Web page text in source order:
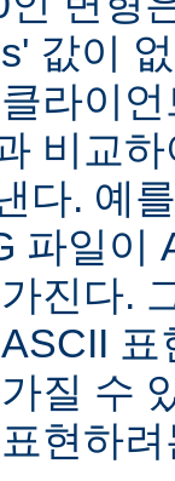
값이
라이
비교
다. 예
파일이
진다.
질 수
현하